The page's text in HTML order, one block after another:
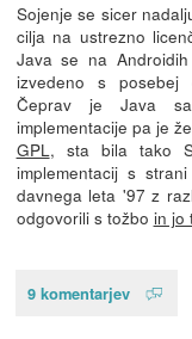
Sojenje se sicer
cilja na ustrezno
Java se na
izvedeno s posebej
Čeprav je Java
implementacije pa je
GPL, sta bila tako
implementacij s
davnega leta '97 z
odgovorili s tožbo in jo
9 komentarjev